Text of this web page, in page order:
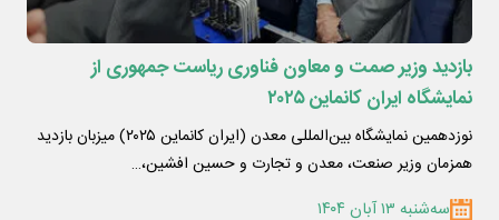
بازدید وزیر صمت و معاون فناوری ریاست جمهوری از
نمایشگاه ایران کانماین ۲۰۲۵
نوزدهمین نمایشگاه بین‌المللی معدن (ایران کانماین ۲۰۲۵) میزبان بازدید
همزمان وزیر صنعت، معدن و تجارت و حسین افشین،…
سه‌شنبه ۱۳ آبان ۱۴۰۴